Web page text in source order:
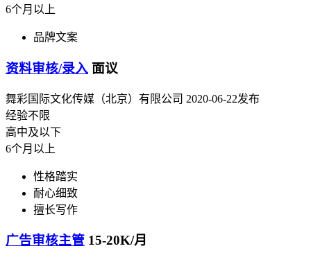
6个月以上
品牌文案
资料审核/录入 面议
舞彩国际文化传媒（北京）有限公司 2020-06-22发布
经验不限
高中及以下
6个月以上
性格踏实
耐心细致
擅长写作
广告审核主管 15-20K/月